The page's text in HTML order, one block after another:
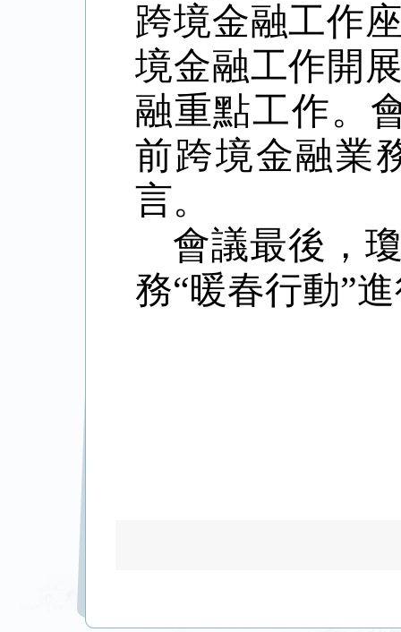
跨境金融工作
境金融工作開
融重點工作。
前跨境金融業
言。
會議最後，
務“暖春行動”